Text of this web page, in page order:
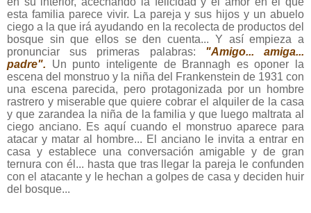
esta familia parece vivir. La pareja y sus hijos y un abuelo
ciego a la que irá ayudando en la recolecta de productos del
bosque sin que ellos se den cuenta... Y así empieza a
pronunciar sus primeras palabras: "Amigo... amiga...
padre".
Un punto inteligente de Brannagh es oponer la
escena del monstruo y la niña del Frankenstein de 1931 con
una escena parecida, pero protagonizada por un hombre
rastrero y miserable que quiere cobrar el alquiler de la casa
y que zarandea la niña de la familia y que luego maltrata al
ciego anciano. Es aquí cuando el monstruo aparece para
atacar y matar al hombre... El anciano le invita a entrar en
casa y establece una conversación amigable y de gran
ternura con él... hasta que tras llegar la pareja le confunden
con el atacante y le hechan a golpes de casa y deciden huir
del bosque...